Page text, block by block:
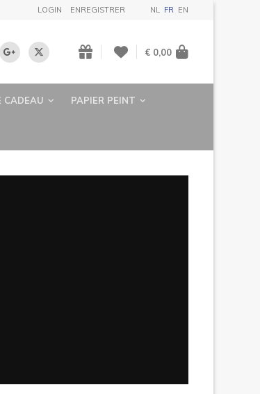
LOGIN ENREGISTRER NL FR EN
€ 0,00
CADEAU PAPIER PEINT